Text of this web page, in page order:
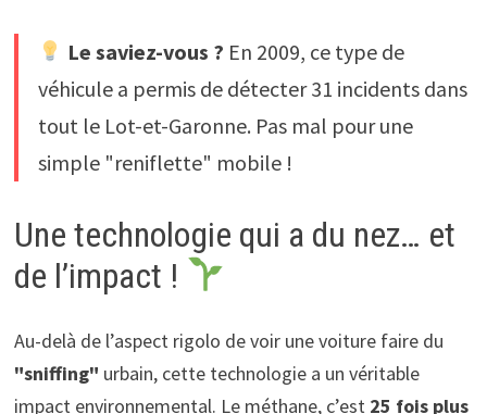
Le saviez-vous ? En 2009, ce type de
véhicule a permis de détecter 31 incidents dans
tout le Lot-et-Garonne. Pas mal pour une
simple "reniflette" mobile !
Une technologie qui a du nez… et
de l’impact !
Au-delà de l’aspect rigolo de voir une voiture faire du
"sniffing" urbain, cette technologie a un véritable
impact environnemental. Le méthane, c’est 25 fois plus